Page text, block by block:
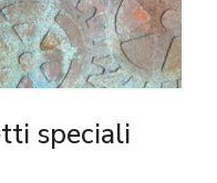
speciali